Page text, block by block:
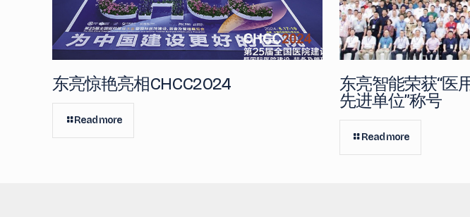
东亮惊艳亮相CHCC2024
Read more
东亮智能荣获“医
先进单位”称号
Read more